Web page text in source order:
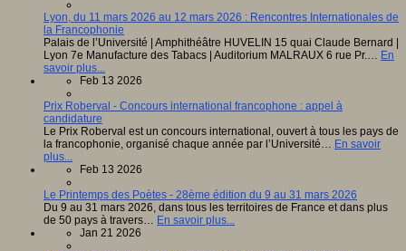
Lyon, du 11 mars 2026 au 12 mars 2026 : Rencontres Internationales de
la Francophonie
Palais de l’Université | Amphithéâtre HUVELIN 15 quai Claude Bernard |
Lyon 7e Manufacture des Tabacs | Auditorium MALRAUX 6 rue Pr.… En
savoir plus...
Feb 13 2026
Prix Roberval - Concours international francophone : appel à
candidature
Le Prix Roberval est un concours international, ouvert à tous les pays de
la francophonie, organisé chaque année par l’Université… En savoir
plus...
Feb 13 2026
Le Printemps des Poètes - 28ème édition du 9 au 31 mars 2026
Du 9 au 31 mars 2026, dans tous les territoires de France et dans plus
de 50 pays à travers… En savoir plus...
Jan 21 2026